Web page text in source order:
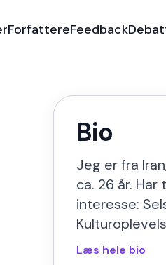
ForfattereFeedback
Bio
Jeg er fra
ca. 26 år.
interesse:
Læs hele bio